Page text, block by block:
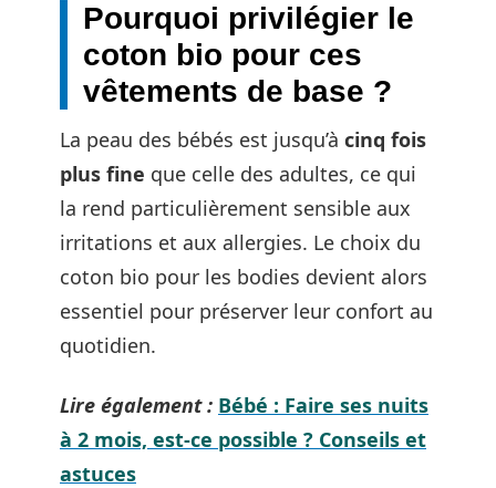
Pourquoi privilégier le
coton bio pour ces
vêtements de base ?
La peau des bébés est jusqu’à cinq fois
plus fine que celle des adultes, ce qui
la rend particulièrement sensible aux
irritations et aux allergies. Le choix du
coton bio pour les bodies devient alors
essentiel pour préserver leur confort au
quotidien.
Lire également : Bébé : Faire ses nuits
à 2 mois, est-ce possible ? Conseils et
astuces